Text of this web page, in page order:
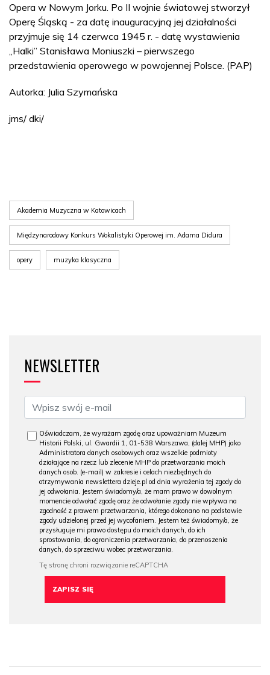
Opera w Nowym Jorku. Po II wojnie światowej stworzył
Operę Śląską - za datę inauguracyjną jej działalności
przyjmuje się 14 czerwca 1945 r. - datę wystawienia
„Halki” Stanisława Moniuszki – pierwszego
przedstawienia operowego w powojennej Polsce. (PAP)
Autorka: Julia Szymańska
jms/ dki/
Akademia Muzyczna w Katowicach
Międzynarodowy Konkurs Wokalistyki Operowej im. Adama Didura
opery muzyka klasyczna
NEWSLETTER
Oświadczam, że wyrażam zgodę oraz upoważniam Muzeum
Historii Polski, ul. Gwardii 1, 01-538 Warszawa, (dalej MHP) jako
Administratora danych osobowych oraz wszelkie podmioty
działające na rzecz lub zlecenie MHP do przetwarzania moich
danych osob. (e-mail) w zakresie i celach niezbędnych do
otrzymywania newslettera dzieje.pl od dnia wyrażenia tej zgody do
jej odwołania. Jestem świadomy/a, że mam prawo w dowolnym
momencie odwołać zgodę oraz że odwołanie zgody nie wpływa na
zgodność z prawem przetwarzania, którego dokonano na podstawie
zgody udzielonej przed jej wycofaniem. Jestem też świadomy/a, że
przysługuje mi prawo dostępu do moich danych, do ich
sprostowania, do ograniczenia przetwarzania, do przenoszenia
danych, do sprzeciwu wobec przetwarzania.